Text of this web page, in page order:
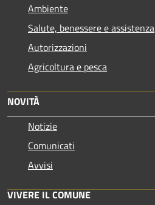
Ambiente
Salute, benessere e assistenza
Autorizzazioni
Agricoltura e pesca
NOVITÀ
Notizie
Comunicati
Avvisi
VIVERE IL COMUNE